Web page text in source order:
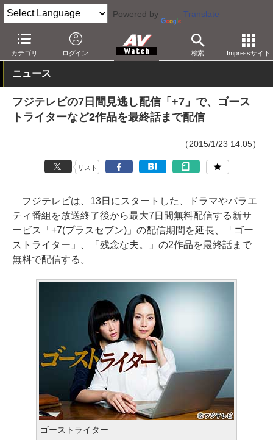
Powered by Translate
カテゴリ ログイン 検索 Impressサイト
AV Watch コンテンツ・サービス 映像配信
ニュース
フジテレビの7日間見逃し配信「+7」で、ゴース
トライターなど2作品を最終話まで配信
（2015/1/23 14:05）
リスト
フジテレビは、13日にスタートした、ドラマやバラエ
ティ番組を放送終了後から最大7日間無料配信する新サ
ービス「+7(プラスセブン)」の配信期間を延長、「ゴー
ストライター」、「残念な夫。」の2作品を最終話まで
無料で配信する。
ゴーストライター